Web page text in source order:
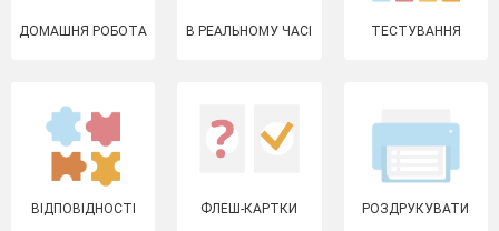
ДОМАШНЯ РОБОТА В РЕАЛЬНОМУ ЧАСІ ТЕСТУВАННЯ
ВІДПОВІДНОСТІ ФЛЕШ-КАРТКИ РОЗДРУКУВАТИ